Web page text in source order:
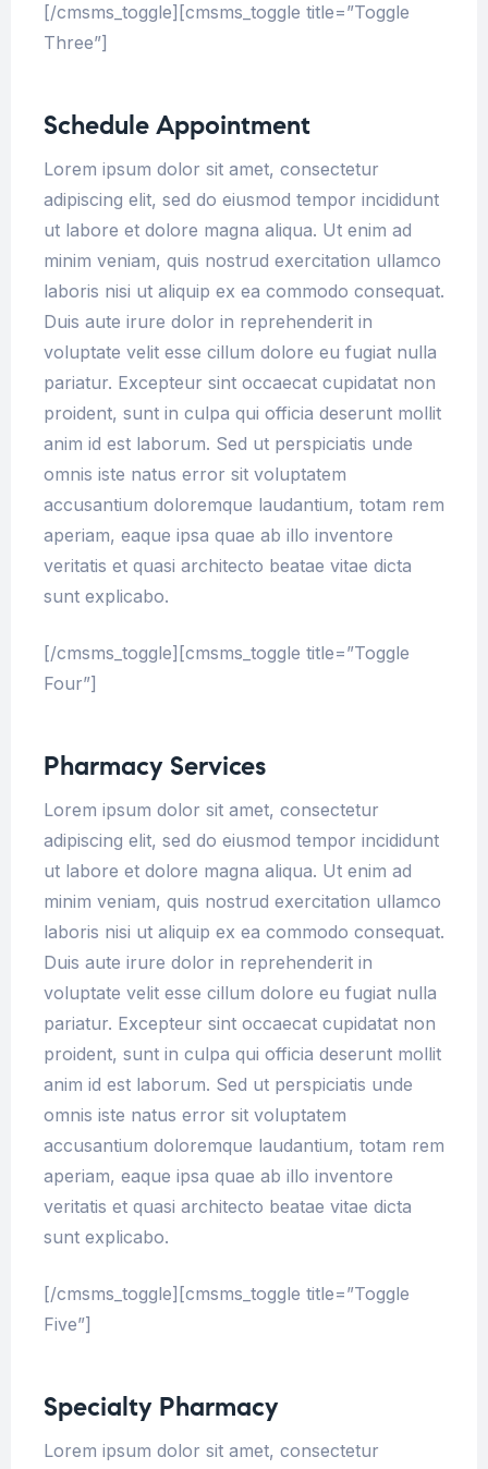
[/cmsms_toggle][cmsms_toggle title=”Toggle
Three”]
Schedule Appointment
Lorem ipsum dolor sit amet, consectetur
adipiscing elit, sed do eiusmod tempor incididunt
ut labore et dolore magna aliqua. Ut enim ad
minim veniam, quis nostrud exercitation ullamco
laboris nisi ut aliquip ex ea commodo consequat.
Duis aute irure dolor in reprehenderit in
voluptate velit esse cillum dolore eu fugiat nulla
pariatur. Excepteur sint occaecat cupidatat non
proident, sunt in culpa qui officia deserunt mollit
anim id est laborum. Sed ut perspiciatis unde
omnis iste natus error sit voluptatem
accusantium doloremque laudantium, totam rem
aperiam, eaque ipsa quae ab illo inventore
veritatis et quasi architecto beatae vitae dicta
sunt explicabo.
[/cmsms_toggle][cmsms_toggle title=”Toggle
Four”]
Pharmacy Services
Lorem ipsum dolor sit amet, consectetur
adipiscing elit, sed do eiusmod tempor incididunt
ut labore et dolore magna aliqua. Ut enim ad
minim veniam, quis nostrud exercitation ullamco
laboris nisi ut aliquip ex ea commodo consequat.
Duis aute irure dolor in reprehenderit in
voluptate velit esse cillum dolore eu fugiat nulla
pariatur. Excepteur sint occaecat cupidatat non
proident, sunt in culpa qui officia deserunt mollit
anim id est laborum. Sed ut perspiciatis unde
omnis iste natus error sit voluptatem
accusantium doloremque laudantium, totam rem
aperiam, eaque ipsa quae ab illo inventore
veritatis et quasi architecto beatae vitae dicta
sunt explicabo.
[/cmsms_toggle][cmsms_toggle title=”Toggle
Five”]
Specialty Pharmacy
Lorem ipsum dolor sit amet, consectetur